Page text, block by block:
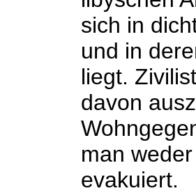
sich in
und in
liegt.
davon
man
evakuiert.